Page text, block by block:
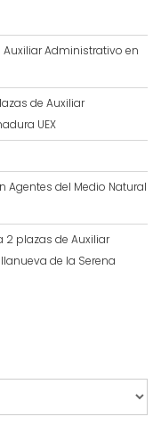
Administrativo en
de Auxiliar
UEX
del Medio Natural
plazas de Auxiliar
de la Serena